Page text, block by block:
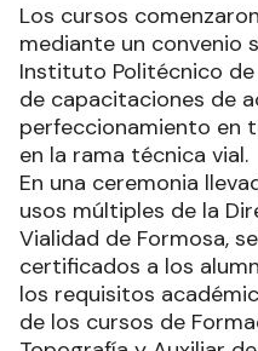
Los cursos
mediante un convenio
Instituto Politécnico
de capacitaciones de
perfeccionamiento en
en la rama técnica vial.
En una ceremonia
usos múltiples de la
Vialidad de Formosa,
certificados a los
los requisitos
de los cursos de